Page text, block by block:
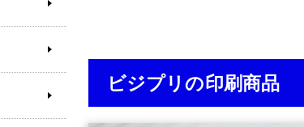
ビジプリの印刷商品